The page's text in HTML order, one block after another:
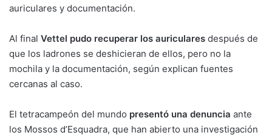
auriculares y documentación.
Al final Vettel pudo recuperar los auriculares después de
que los ladrones se deshicieran de ellos, pero no la
mochila y la documentación, según explican fuentes
cercanas al caso.
El tetracampeón del mundo presentó una denuncia ante
los Mossos d’Esquadra, que han abierto una investigación